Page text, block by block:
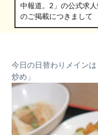
中報道。2」の公式求
のご掲載につきまして
今日の日替わりメイン
炒め」